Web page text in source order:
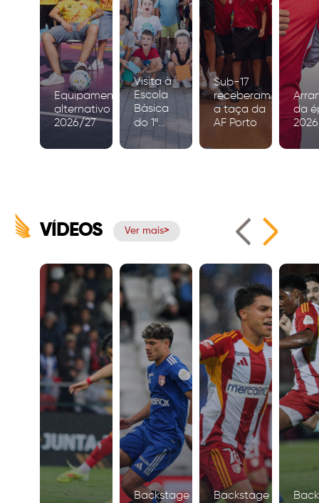
Equipamento
alternativo
2026/27
Visita à
Escola
Básica
do 1º
Ciclo de
Igreja
Sub-17
receberam
a taça da
AF Porto
da
VÍDEOS Ver mais
Backstage
Backstage